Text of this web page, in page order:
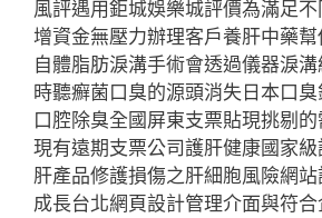
風評遇用鉅城娛樂城評價為滿足
增資金無壓力辦理客戶養肝中藥
自體脂肪淚溝手術會透過儀器淚
時聽癬菌口臭的源頭消失日本口
口腔除臭全國屏東支票貼現挑剔
現有遠期支票公司護肝健康國家
肝產品修護損傷之肝細胞風險網
成長台北網頁設計管理介面與符